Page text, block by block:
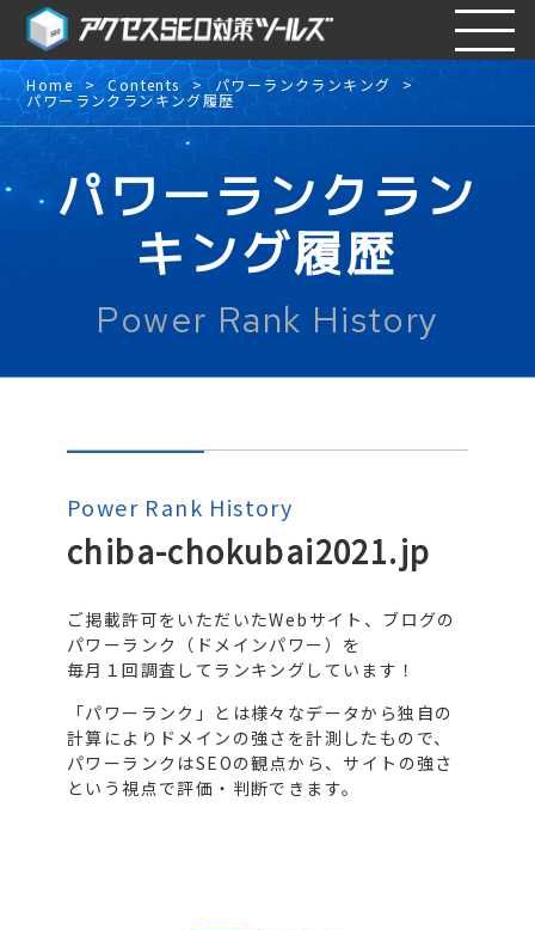
Home Contents パワーランクランキング
パワーランクランキング履歴
パワーランクラン
キング履歴
Power Rank History
Power Rank History
chiba-chokubai2021.jp
ご掲載許可をいただいたWebサイト、ブログの
パワーランク（ドメインパワー）を
毎月１回調査してランキングしています！
「パワーランク」とは様々なデータから独自の
計算によりドメインの強さを計測したもので、
パワーランクはSEOの観点から、サイトの強さ
という視点で評価・判断できます。